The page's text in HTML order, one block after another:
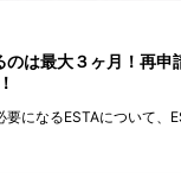
のは最大３ヶ月！再申
になるESTAについて、